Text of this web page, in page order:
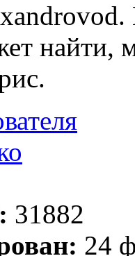
найти,
31882
24